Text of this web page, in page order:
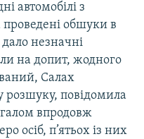
автомобілі з
обшуки в
незначні
на допит, жодного
Салах
розшуку, повідомила
впродовж
осіб, п’ятьох із них